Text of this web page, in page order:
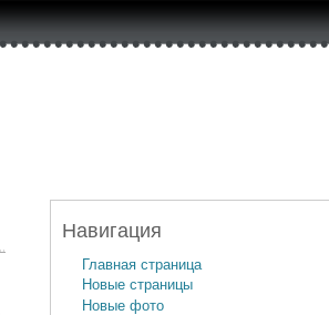
Навигация
Главная страница
Новые страницы
Новые фото